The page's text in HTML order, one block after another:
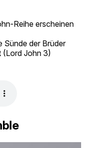
Reihe erscheinen
Sünde der Brüder
(Lord John 3)